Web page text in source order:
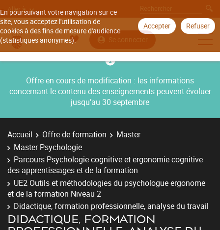
En poursuivant votre navigation sur ce
site, vous acceptez l'utilisation de
cookies à des fins de mesure d'audience
(statistiques anonymes).
Accepter Refuser
Aller à
Se connecter
Offre en cours de modification : les informations
concernant le contenu des enseignements peuvent évoluer
jusqu’au 30 septembre
Accueil Offre de formation
Master
Master Psychologie
Parcours Psychologie cognitive et ergonomie cognitive
des apprentissages et de la formation
UE2 Outils et méthodologies du psychologue ergonome
et de la formation Niveau 2
Didactique, formation professionnelle, analyse du travail
DIDACTIQUE, FORMATION